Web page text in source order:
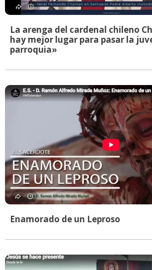
La arenga del cardenal chileno
hay mejor lugar para pasar la
parroquia»
Enamorado de un Leproso